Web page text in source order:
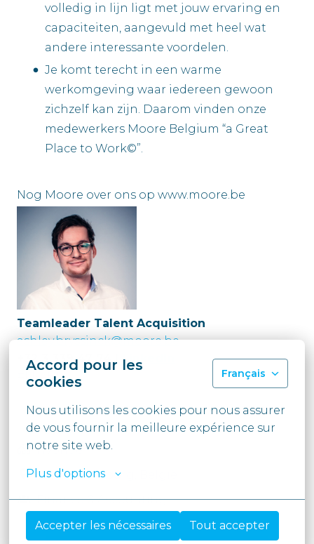
Accord pour les
cookies
Français
Nous utilisons les cookies pour nous assurer
de vous fournir la meilleure expérience sur
notre site web.
Plus d'options
Accepter les nécessaires Tout accepter
volledig in lijn ligt met jouw ervaring en
capaciteiten, aangevuld met heel wat
andere interessante voordelen.
Je komt terecht in een warme
werkomgeving waar iedereen gewoon
zichzelf kan zijn. Daarom vinden onze
medewerkers Moore Belgium “a Great
Place to Work©”.
Nog Moore over ons op www.moore.be
Teamleader Talent Acquisition
ashley.bryssinck@moore.be
+32 3 339 47 74 |
LinkedIn
#LI-AB1
Hybride
Wellen, Limburg
Finance & Accounting